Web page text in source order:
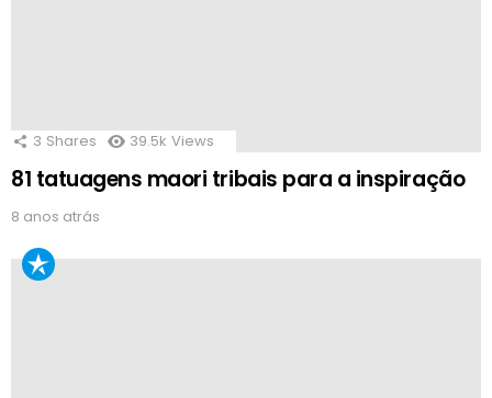
3 Shares 39.5k Views
81 tatuagens maori tribais para a inspiração
8 anos atrás